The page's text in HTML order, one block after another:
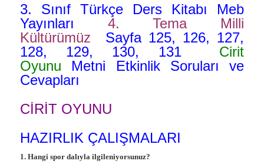
3. Sınıf Türkçe Ders Kitabı Meb
Yayınları 4. Tema Milli
Kültürümüz
Sayfa 125, 126, 127,
128, 129, 130, 131 Cirit
Oyunu Metni Etkinlik Soruları ve
Cevapları
CİRİT OYUNU
HAZIRLIK ÇALIŞMALARI
1. Hangi spor dalıyla ilgileniyorsunuz?